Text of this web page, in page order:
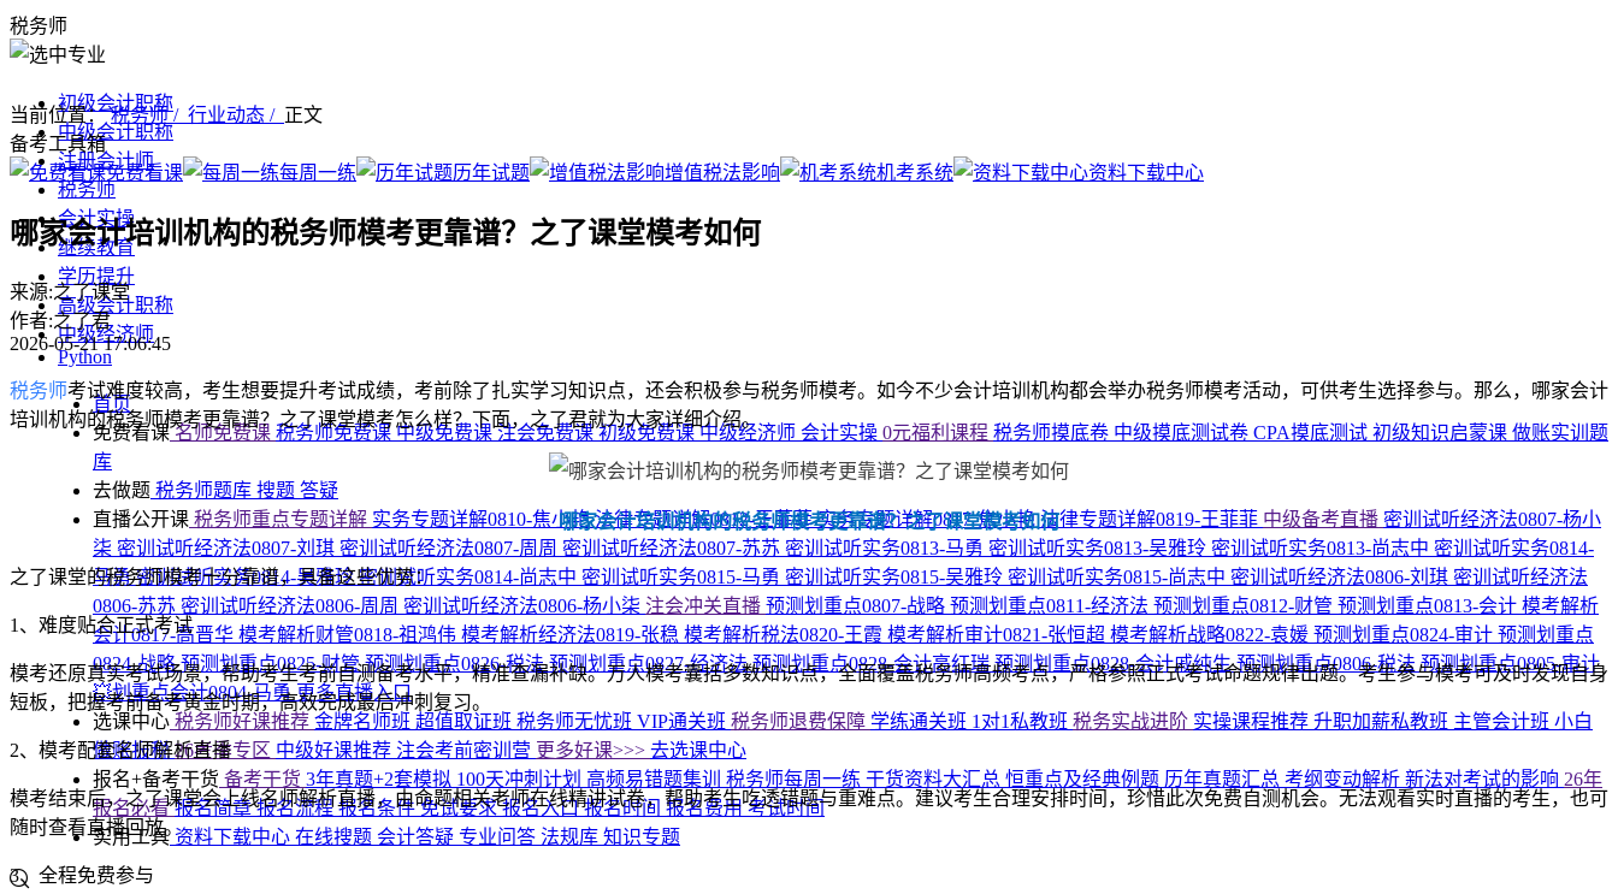
税务师
初级会计职称
中级会计职称
注册会计师
税务师
会计实操
继续教育
学历提升
高级会计职称
中级经济师
Python
首页
免费看课名师免费课 税务师免费课 中级免费课注会免费课初级免费课中级经济师 会计实操 0元福利课程 税务师摸底卷 中级摸底测试卷 CPA摸底测试 初级知识启蒙课 做账实训题
库
去做题 税务师题库 搜题 答疑
直播公开课 税务师重点专题详解 实务专题详解0810-焦小艳法律专题详解0812-王菲菲实务专题详解0817-焦小艳法律专题详解0819-王菲菲 中级备考直播 密训试听经济法0807-杨小
柒 密训试听经济法0807-刘琪 密训试听经济法0807-周周 密训试听经济法0807-苏苏 密训试听实务0813-马勇 密训试听实务0813-吴雅玲 密训试听实务0813-尚志中 密训试听实务0814-
马勇密训试听实务0814-吴雅玲密训试听实务0814-尚志中 密训试听实务0815-马勇 密训试听实务0815-吴雅玲 密训试听实务0815-尚志中 密训试听经济法0806-刘琪 密训试听经济法
0806-苏苏 密训试听经济法0806-周周 密训试听经济法0806-杨小柒 注会冲关直播 预测划重点0807-战略 预测划重点0811-经济法 预测划重点0812-财管 预测划重点0813-会计 模考解析
会计0817-高晋华 模考解析财管0818-祖鸿伟 模考解析经济法0819-张稳 模考解析税法0820-王霞 模考解析审计0821-张恒超 模考解析战略0822-袁媛 预测划重点0824-审计 预测划重点
0824-战略预测划重点0825-财管预测划重点0826-税法预测划重点0827-经济法预测划重点0828-会计高红瑞预测划重点0828-会计戚纯生预测划重点0806-税法预测划重点0805-审计
💥划重点会计0804-马勇更多直播入口
选课中心 税务师好课推荐 金牌名师班 超值取证班 税务师无忧班 VIP通关班 税务师退费保障 学练通关班 1对1私教班 税务实战进阶 实操课程推荐 升职加薪私教班 主管会计班 小白
做账报税26考季专区 中级好课推荐 注会考前密训营 更多好课>>> 去选课中心
报名+备考干货 备考干货 3年真题+2套模拟 100天冲刺计划 高频易错题集训 税务师每周一练 干货资料大汇总 恒重点及经典例题 历年真题汇总 考纲变动解析 新法对考试的影响 26年
报名必看报名简章报名流程报名条件免试要求报名入口报名时间 报名费用考试时间
实用工具资料下载中心 在线搜题 会计答疑 专业问答 法规库 知识专题
当前位置：税务师 / 行业动态 / 正文
备考工具箱
免费看课
每周一练 历年试题 增值税法影响 机考系统 资料下载中心
哪家会计培训机构的税务师模考更靠谱？之了课堂模考如何
来源:之了课堂
作者:之了君
2026-05-21 17:06:45
税务师考试难度较高，考生想要提升考试成绩，考前除了扎实学习知识点，还会积极参与税务师模考。如今不少会计培训机构都会举办税务师模考活动，可供考生选择参与。那么，哪家会计
培训机构的税务师模考更靠谱？之了课堂模考怎么样？下面，之了君就为大家详细介绍。
哪家会计培训机构的税务师模考更靠谱？之了课堂模考如何
之了课堂的税务师模考十分靠谱，具备这些优势：
1、难度贴合正式考试
模考还原真实考试场景，帮助考生考前自测备考水平，精准查漏补缺。万人模考囊括多数知识点，全面覆盖税务师高频考点，严格参照正式考试命题规律出题。考生参与模考可及时发现自身
短板，把握考前备考黄金时期，高效完成最后冲刺复习。
2、模考配套名师解析直播
模考结束后，之了课堂会上线名师解析直播，由命题相关老师在线精讲试卷，帮助考生吃透错题与重难点。建议考生合理安排时间，珍惜此次免费自测机会。无法观看实时直播的考生，也可
随时查看直播回放。
3、全程免费参与